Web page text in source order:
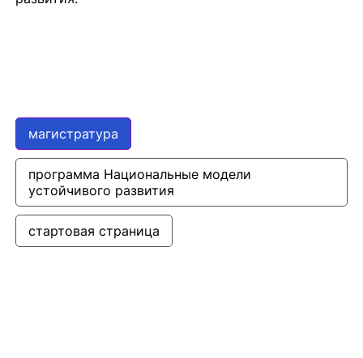
магистратура
программа Национальные модели
устойчивого развития
стартовая страница